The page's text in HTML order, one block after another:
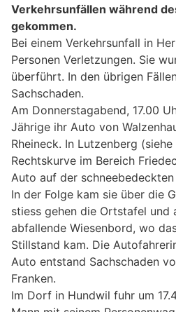
Verkehrsunfällen während
gekommen.
Bei einem Verkehrsunfall in
Personen Verletzungen. Sie
überführt. In den übrigen
Sachschaden.
Am Donnerstagabend, 17.00
Jährige ihr Auto von
Rheineck. In Lutzenberg
Rechtskurve im Bereich
Auto auf der
In der Folge kam sie über die
stiess gehen die Ortstafel und
abfallende Wiesenbord, wo
Stillstand kam. Die
Auto entstand Sachschaden
Franken.
Im Dorf in Hundwil fuhr um